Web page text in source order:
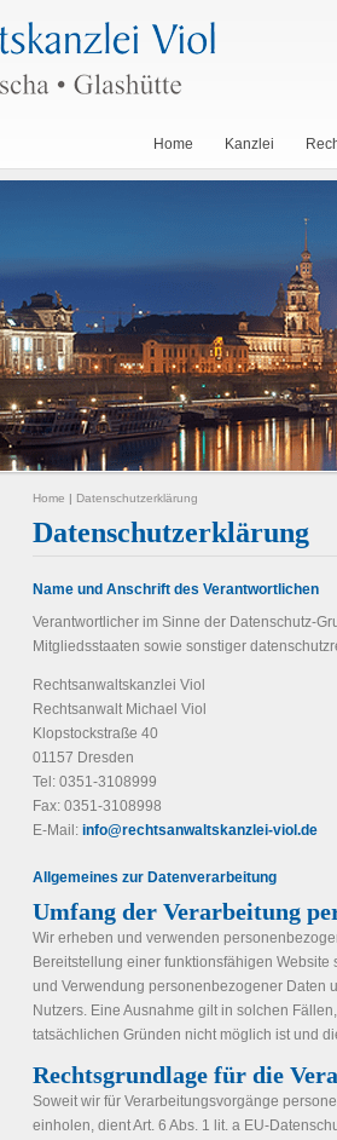
Home Kanzlei
Home | Datenschutzerklärung
Datenschutzerklärung
Name und Anschrift des Verantwortlichen
Verantwortlicher im Sinne der Datenschutz-
Mitgliedsstaaten sowie sonstiger
Rechtsanwaltskanzlei Viol
Rechtsanwalt Michael Viol
Klopstockstraße 40
01157 Dresden
Tel: 0351-3108999
Fax: 0351-3108998
E-Mail: info@rechtsanwaltskanzlei-viol.de
Allgemeines zur Datenverarbeitung
Umfang der Verarbeitung
Wir erheben und verwenden
Bereitstellung einer funktionsfähigen
und Verwendung personenbezogener Daten
Nutzers. Eine Ausnahme gilt in solchen
tatsächlichen Gründen nicht möglich ist und
Rechtsgrundlage für die
Soweit wir für Verarbeitungsvorgänge
einholen, dient Art. 6 Abs. 1 lit. a EU-